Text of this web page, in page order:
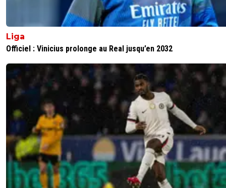
Liga
Officiel : Vinicius prolonge au Real jusqu’en 2032